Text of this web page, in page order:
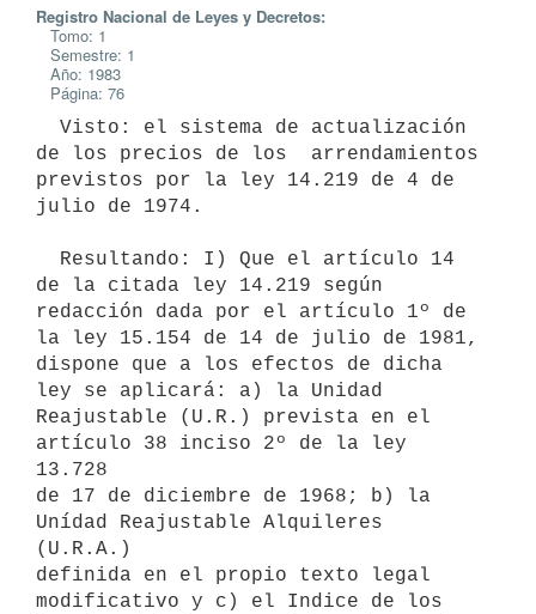
Registro Nacional de Leyes y Decretos:
Tomo: 1
Semestre: 1
Año: 1983
Página: 76
de los precios de los  arrendamientos
previstos por la ley 14.219 de 4 de
julio de 1974.
de la citada ley 14.219 según
redacción dada por el artículo 1º de
la ley 15.154 de 14 de julio de 1981,
dispone que a los efectos de dicha
ley se aplicará: a) la Unidad
Reajustable (U.R.) prevista en el
artículo 38 inciso 2º de la ley
13.728
de 17 de diciembre de 1968; b) la
Unídad Reajustable Alquileres
(U.R.A.)
definida en el propio texto legal
modificativo y c) el Indice de los